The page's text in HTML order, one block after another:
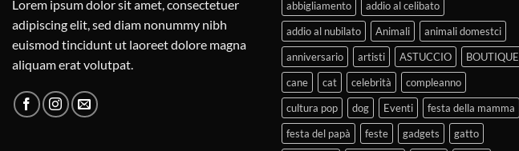
Lorem ipsum dolor sit amet, consectetuer
adipiscing elit, sed diam nonummy nibh
euismod tincidunt ut laoreet dolore magna
aliquam erat volutpat.
abbigliamento
addio al celibato
addio al nubilato
Animali
animali domestci
anniversario
artisti ASTUCCIO
BOUTIQUE
cane
cat celebrità
compleanno
cultura pop
dog Eventi
festa della mamma
festa del papà
feste gadgets
gatto